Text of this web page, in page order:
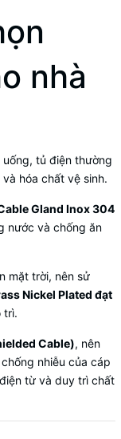
nhà
tủ điện thường
hóa chất vệ sinh.
Gland Inox 304
nước và chống ăn
mặt trời, nên sử
Nickel Plated đạt
trì.
Cable), nên
nhiễu của cáp
từ và duy trì chất